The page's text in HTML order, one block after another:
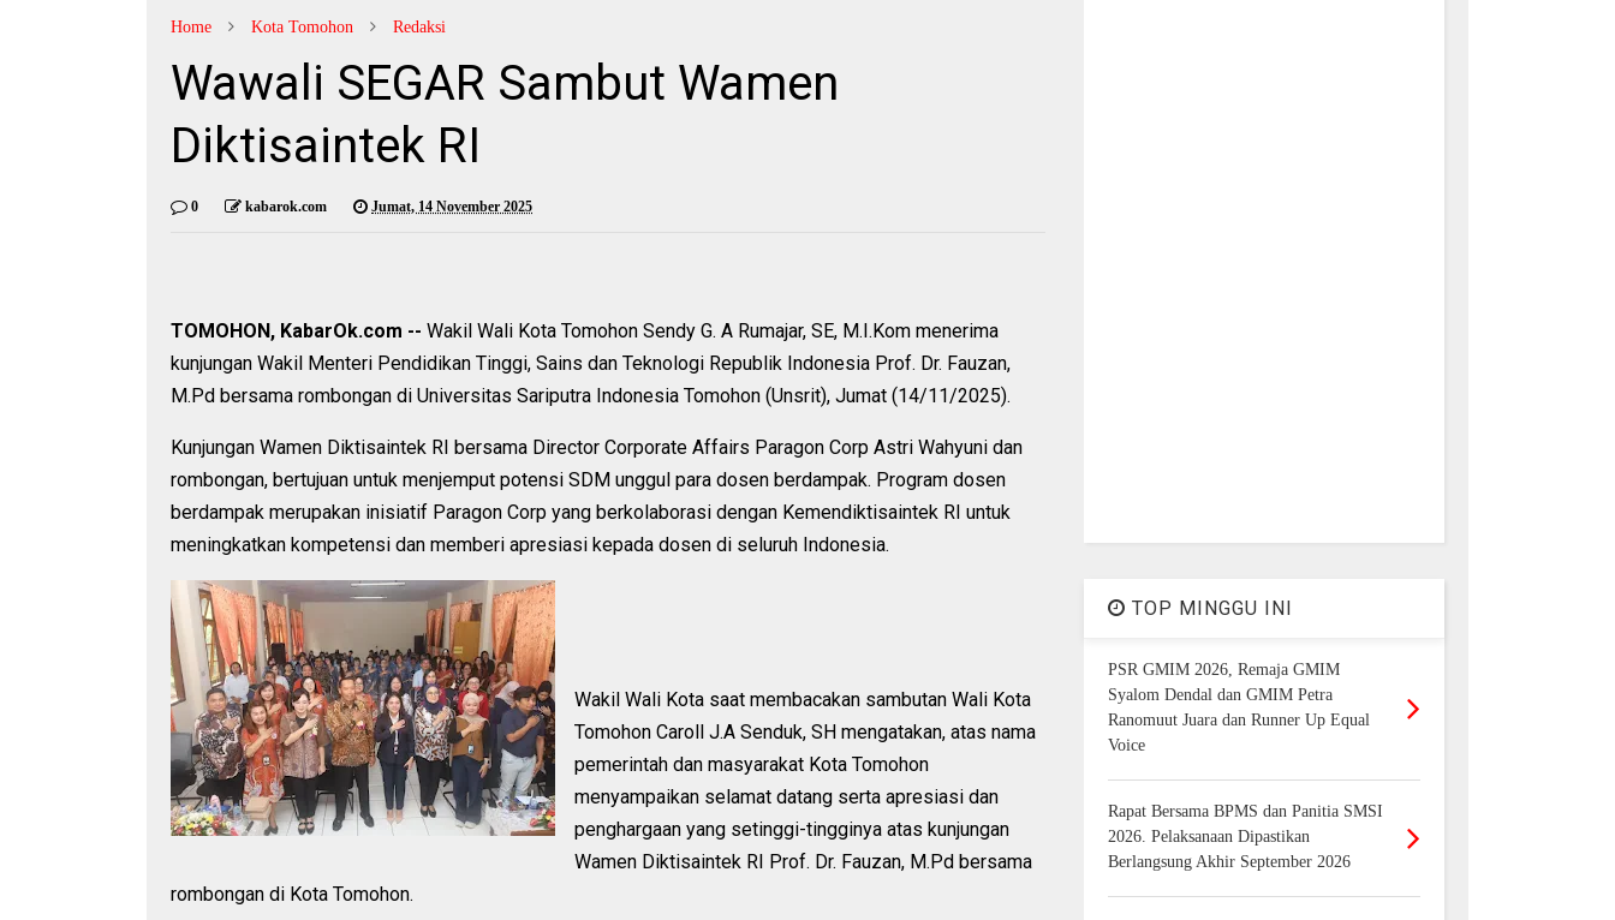
Home Kota Tomohon Redaksi
Wawali SEGAR Sambut Wamen
Diktisaintek RI
0 kabarok.com Jumat, 14 November 2025
TOMOHON, KabarOk.com -- Wakil Wali Kota Tomohon Sendy G. A Rumajar, SE, M.I.Kom menerima
kunjungan Wakil Menteri Pendidikan Tinggi, Sains dan Teknologi Republik Indonesia Prof. Dr. Fauzan,
M.Pd bersama rombongan di Universitas Sariputra Indonesia Tomohon (Unsrit), Jumat (14/11/2025).
Kunjungan Wamen Diktisaintek RI bersama Director Corporate Affairs Paragon Corp Astri Wahyuni dan
rombongan, bertujuan untuk menjemput potensi SDM unggul para dosen berdampak. Program dosen
berdampak merupakan inisiatif Paragon Corp yang berkolaborasi dengan Kemendiktisaintek RI untuk
meningkatkan kompetensi dan memberi apresiasi kepada dosen di seluruh Indonesia.
Wakil Wali Kota saat membacakan sambutan Wali Kota
Tomohon Caroll J.A Senduk, SH mengatakan, atas nama
pemerintah dan masyarakat Kota Tomohon
menyampaikan selamat datang serta apresiasi dan
penghargaan yang setinggi-tingginya atas kunjungan
Wamen Diktisaintek RI Prof. Dr. Fauzan, M.Pd bersama
rombongan di Kota Tomohon.
TOP MINGGU INI
PSR GMIM 2026, Remaja GMIM
Syalom Dendal dan GMIM Petra
Ranomuut Juara dan Runner Up Equal
Voice
Rapat Bersama BPMS dan Panitia SMSI
2026. Pelaksanaan Dipastikan
Berlangsung Akhir September 2026